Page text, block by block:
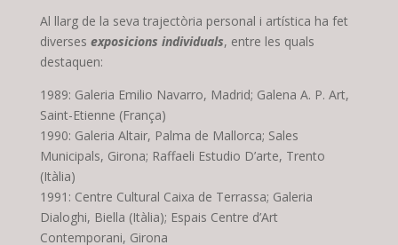
Al llarg de la seva trajectòria personal i artística ha fet
diverses exposicions individuals, entre les quals
destaquen:
1989: Galeria Emilio Navarro, Madrid; Galena A. P. Art,
Saint-Etienne (França)
1990: Galeria Altair, Palma de Mallorca; Sales
Municipals, Girona; Raffaeli Estudio D’arte, Trento
(Itàlia)
1991: Centre Cultural Caixa de Terrassa; Galeria
Dialoghi, Biella (Itàlia); Espais Centre d’Art
Contemporani, Girona